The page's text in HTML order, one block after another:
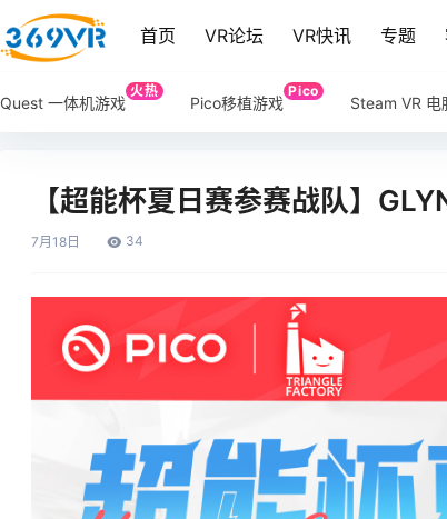
首页 VR论坛 VR快讯 专题
Quest 一体机游戏
火热
Pico移植游戏
Pico
Steam VR 电
【超能杯夏日赛参赛战队】
7月 18日 34